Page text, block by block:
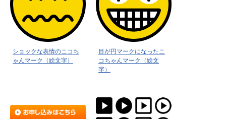
ショックな表情のニコち
ゃんマーク（絵文字）
目が円マークになったニ
コちゃんマーク（絵文
字）